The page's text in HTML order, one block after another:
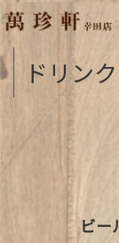
ドリンク
ビー